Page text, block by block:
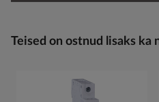
Teised on ostnud lisaks ka